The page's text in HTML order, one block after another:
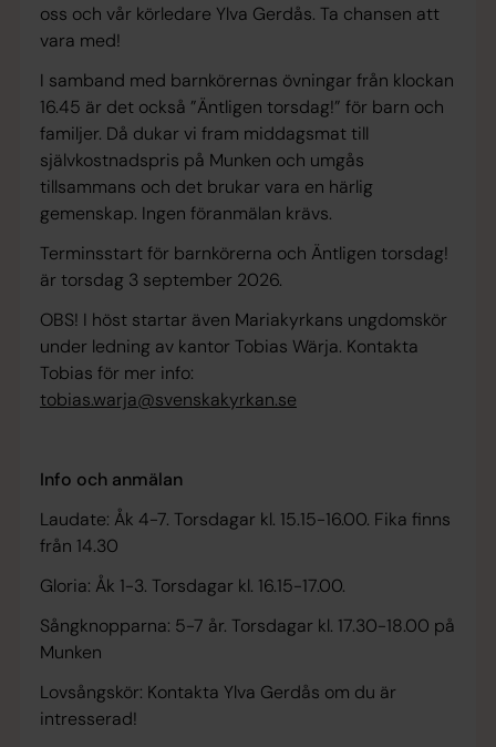
oss och vår körledare Ylva Gerdås. Ta chansen att
vara med!
I samband med barnkörernas övningar från klockan
16.45 är det också ”Äntligen torsdag!” för barn och
familjer. Då dukar vi fram middagsmat till
självkostnadspris på Munken och umgås
tillsammans och det brukar vara en härlig
gemenskap. Ingen föranmälan krävs.
Terminsstart för barnkörerna och Äntligen torsdag!
är torsdag 3 september 2026.
OBS! I höst startar även Mariakyrkans ungdomskör
under ledning av kantor Tobias Wärja. Kontakta
Tobias för mer info:
tobias.warja@svenskakyrkan.se
Info och anmälan
Laudate: Åk 4-7. Torsdagar kl. 15.15-16.00. Fika finns
från 14.30
Gloria: Åk 1-3. Torsdagar kl. 16.15-17.00.
Sångknopparna: 5-7 år. Torsdagar kl. 17.30-18.00 på
Munken
Lovsångskör: Kontakta Ylva Gerdås om du är
intresserad!